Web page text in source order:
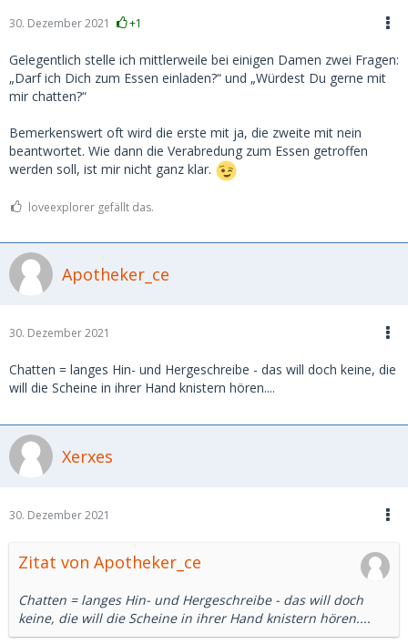
30. Dezember 2021 +1
Gelegentlich stelle ich mittlerweile bei einigen Damen zwei Fragen:
„Darf ich Dich zum Essen einladen?“ und „Würdest Du gerne mit
mir chatten?“
Bemerkenswert oft wird die erste mit ja, die zweite mit nein
beantwortet. Wie dann die Verabredung zum Essen getroffen
werden soll, ist mir nicht ganz klar.
loveexplorer gefällt das.
Apotheker_ce
30. Dezember 2021
Chatten = langes Hin- und Hergeschreibe - das will doch keine, die
will die Scheine in ihrer Hand knistern hören....
Xerxes
30. Dezember 2021
Zitat von Apotheker_ce
Chatten = langes Hin- und Hergeschreibe - das will doch
keine, die will die Scheine in ihrer Hand knistern hören....